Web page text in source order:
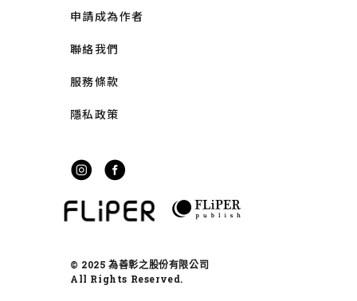
申請成為作者
聯絡我們
服務條款
隱私政策
© 2025 為善彰之股份有限公司
All Rights Reserved.